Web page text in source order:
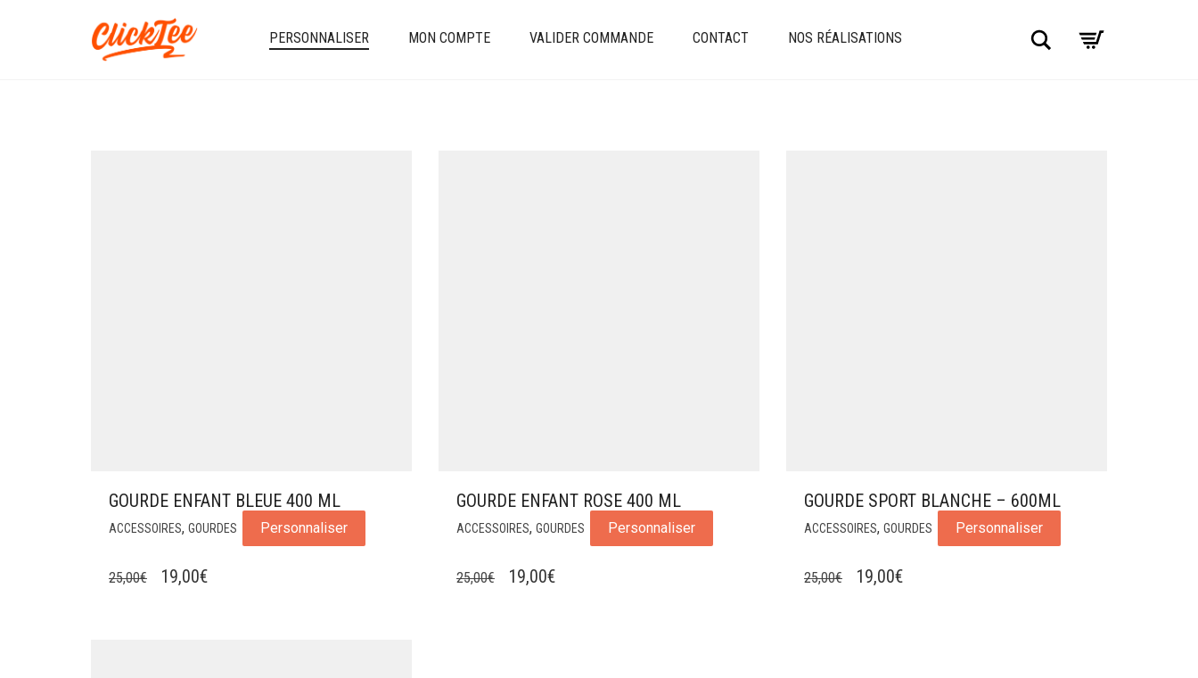
PERSONNALISER MON COMPTE VALIDER COMMANDE CONTACT NOS RÉALISATIONS Chercher
GOURDE ENFANT BLEUE 400 ML
ACCESSOIRES, GOURDES Personnaliser
25,00€
LE
19,00€LE
GOURDE ENFANT ROSE 400 ML
ACCESSOIRES, GOURDES Personnaliser
25,00€
LE
19,00€LE
GOURDE SPORT BLANCHE – 600ML
ACCESSOIRES, GOURDES Personnaliser
25,00€
LE
19,00€LE